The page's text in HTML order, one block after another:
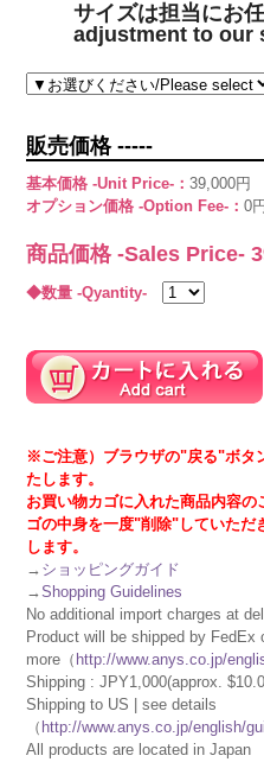
サイズは担当にお
adjustment to our
販売価格 -----
基本価格 -Unit Price-：39,000円
オプション価格 -Option Fee-：0円
商品価格 -Sales Price-
◆数量 -Qyantity-
※ご注意）ブラウザの"戻る"ボタ
たします。
お買い物カゴに入れた商品内容
ゴの中身を一度"削除"していただ
します。
→ ショッピングガイド
→Shopping Guidelines
No additional import charges at
Product will be shipped by FedEx
more（ http://www.anys.co.jp/
Shipping : JPY1,000(approx.
Shipping to US | see details
（ http://www.anys.co.jp/english/
All products are located in Japan